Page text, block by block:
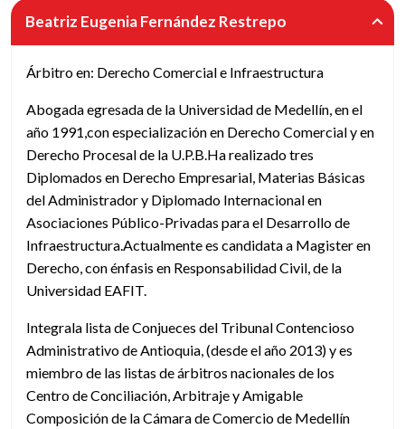
Beatriz Eugenia Fernández Restrepo
Árbitro en: Derecho Comercial e Infraestructura
Abogada egresada de la Universidad de Medellín, en el
año 1991,con especialización en Derecho Comercial y en
Derecho Procesal de la U.P.B.Ha realizado tres
Diplomados en Derecho Empresarial, Materias Básicas
del Administrador y Diplomado Internacional en
Asociaciones Público-Privadas para el Desarrollo de
Infraestructura.Actualmente es candidata a Magister en
Derecho, con énfasis en Responsabilidad Civil, de la
Universidad EAFIT.
Integrala lista de Conjueces del Tribunal Contencioso
Administrativo de Antioquia, (desde el año 2013) y es
miembro de las listas de árbitros nacionales de los
Centro de Conciliación, Arbitraje y Amigable
Composición de la Cámara de Comercio de Medellín